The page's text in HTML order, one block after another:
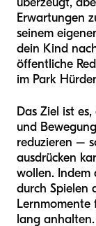
Erwartungen
seinem
dein Kind
öffentliche
im Park
Das Ziel ist
und
reduzieren –
ausdrücken
wollen. Indem
durch Spielen
Lernmomente
lang